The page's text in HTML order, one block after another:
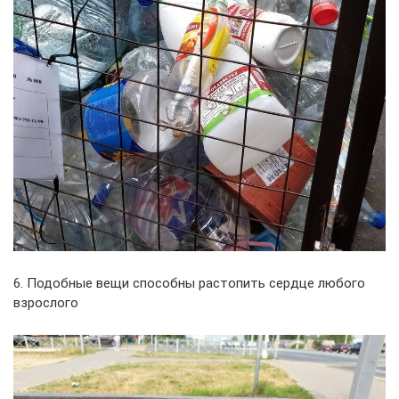
6. Подобные вещи способны растопить сердце любого
взрослого